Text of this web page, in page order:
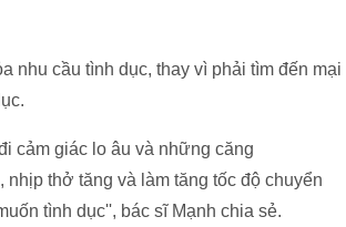
nhu cầu tình dục, thay vì phải tìm đến mại
cảm giác lo âu và những căng
thở tăng và làm tăng tốc độ chuyển
tình dục'', bác sĩ Mạnh chia sẻ.